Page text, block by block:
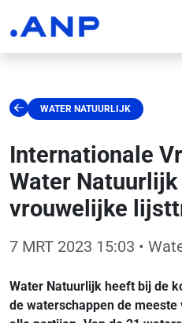
WATER NATUURLIJK
Internationale
Water
vrouwelijke
7 MRT 2023 15:03 •
Water Natuurlijk heeft bij de
de waterschappen de